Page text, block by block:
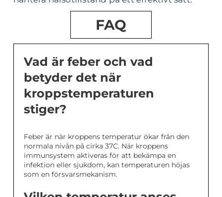
FAQ
Vad är feber och vad
betyder det när
kroppstemperaturen
stiger?
Feber är när kroppens temperatur ökar från den
normala nivån på cirka 37C. När kroppens
immunsystem aktiveras för att bekämpa en
infektion eller sjukdom, kan temperaturen höjas
som en försvarsmekanism.